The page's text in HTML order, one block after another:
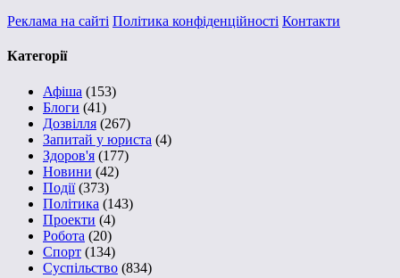
Реклама на сайті Політика конфіденційності Контакти
Категорії
Афіша (153)
Блоги (41)
Дозвілля (267)
Запитай у юриста (4)
Здоров'я (177)
Новини (42)
Події(373)
Політика (143)
Проекти (4)
Робота (20)
Спорт (134)
Суспільство (834)